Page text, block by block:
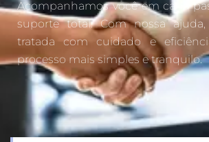
Acompanhamos você em cada
suporte total. Com nossa
tratada com cuidado e
processo mais simples e tranquilo.